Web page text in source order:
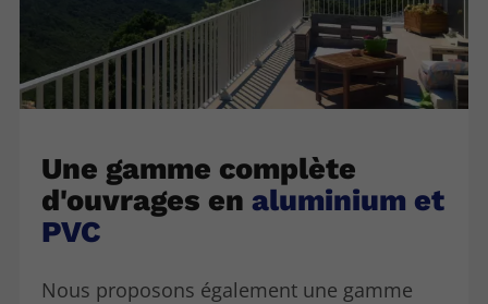
Une gamme complète
d'ouvrages en aluminium et
PVC
Nous proposons également une gamme